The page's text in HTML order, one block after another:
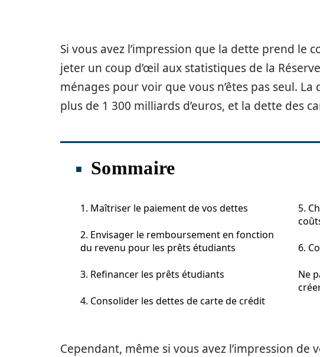
Si vous avez l’impression que la dette prend le
jeter un coup d’œil aux statistiques de la
ménages pour voir que vous n’êtes pas seul. La
plus de 1 300 milliards d’euros, et la dette des
Sommaire
1. Maîtriser le paiement de vos dettes
2. Envisager le remboursement en fonction
du revenu pour les prêts étudiants
3. Refinancer les prêts étudiants
4. Consolider les dettes de carte de crédit
5.
6.
Ne
Cependant, même si vous avez l’impression de